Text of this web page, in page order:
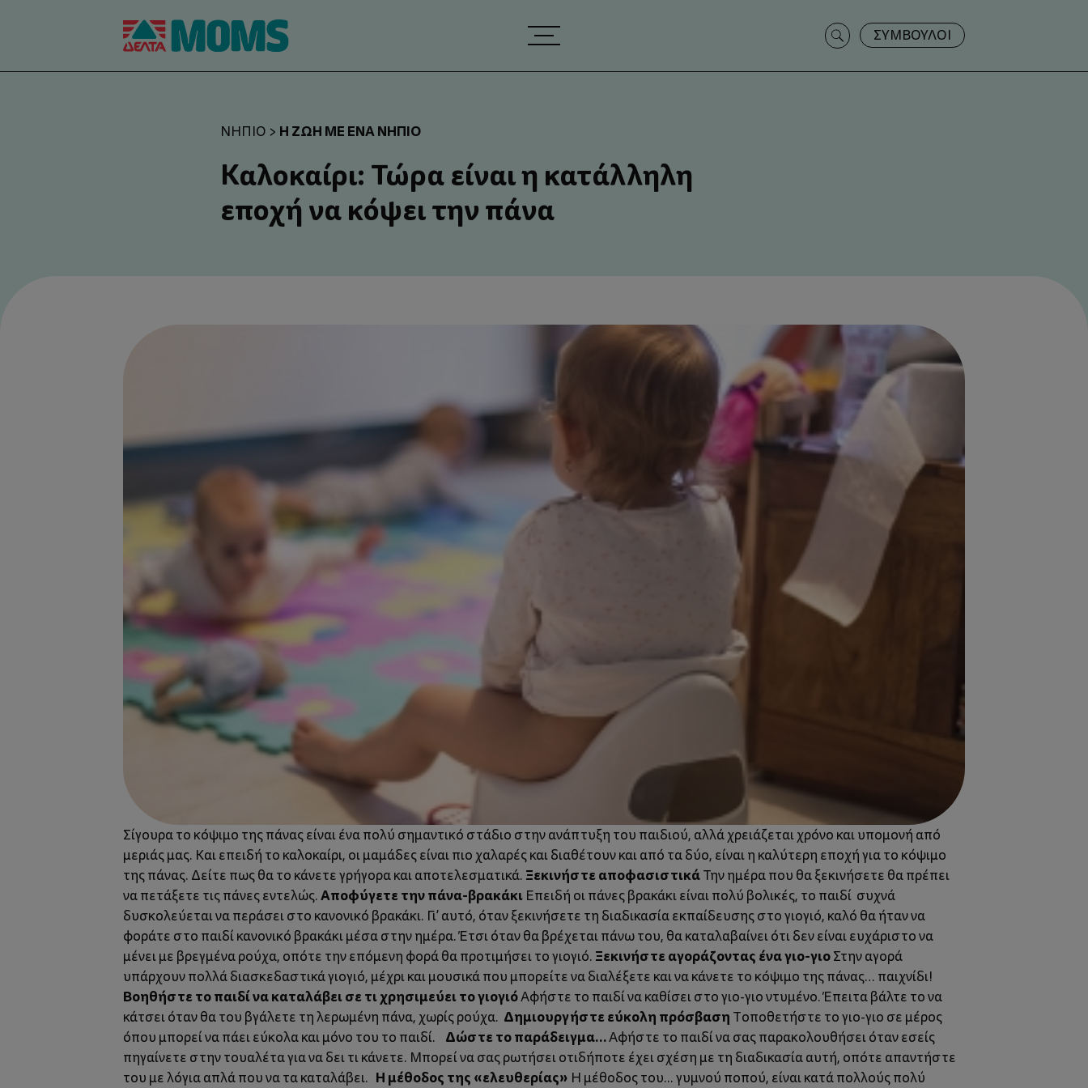
Search
for:
ΣΥΜΒΟΥΛΟΙ
ΝΉΠΙΟ > Η ΖΩΉ ΜΕ ΈΝΑ ΝΉΠΙΟ
Καλοκαίρι: Τώρα είναι η κατάλληλη
εποχή να κόψει την πάνα
Σίγουρα το κόψιμο της πάνας είναι ένα πολύ σημαντικό στάδιο στην ανάπτυξη του παιδιού, αλλά χρειάζεται χρόνο και υπομονή από
μεριάς μας. Και επειδή το καλοκαίρι, οι μαμάδες είναι πιο χαλαρές και διαθέτουν και από τα δύο, είναι η καλύτερη εποχή για το κόψιμο
της πάνας. Δείτε πως θα το κάνετε γρήγορα και αποτελεσματικά. Ξεκινήστε αποφασιστικάΤην ημέρα που θα ξεκινήσετε θα πρέπει
να πετάξετε τις πάνες εντελώς.Αποφύγετε την πάνα-βρακάκι Επειδή οι πάνες βρακάκι είναι πολύ βολικές, το παιδί συχνά
δυσκολεύεται να περάσει στο κανονικό βρακάκι. Γι’ αυτό, όταν ξεκινήσετε τη διαδικασία εκπαίδευσης στο γιογιό, καλό θα ήταν να
φοράτε στο παιδί κανονικό βρακάκι μέσα στην ημέρα. Έτσι όταν θα βρέχεται πάνω του, θα καταλαβαίνει ότι δεν είναι ευχάριστο να
μένει με βρεγμένα ρούχα, οπότε την επόμενη φορά θα προτιμήσει το γιογιό. Ξεκινήστε αγοράζοντας ένα γιο-γιοΣτην αγορά
υπάρχουν πολλά διασκεδαστικά γιογιό, μέχρι και μουσικά που μπορείτε να διαλέξετε και να κάνετε το κόψιμο της πάνας… παιχνίδι!
Βοηθήστε το παιδί να καταλάβει σε τι χρησιμεύει το γιογιόΑφήστε το παιδί να καθίσει στο γιο-γιο ντυμένο. Έπειτα βάλτε το να
κάτσει όταν θα του βγάλετε τη λερωμένη πάνα, χωρίς ρούχα. Δημιουργήστε εύκολη πρόσβαση Τοποθετήστε το γιο-γιο σε μέρος
όπου μπορεί να πάει εύκολα και μόνο του το παιδί. Δώστε το παράδειγμα…Αφήστε το παιδί να σας παρακολουθήσει όταν εσείς
πηγαίνετε στην τουαλέτα για να δει τι κάνετε. Μπορεί να σας ρωτήσει οτιδήποτε έχει σχέση με τη διαδικασία αυτή, οπότε απαντήστε
του με λόγια απλά που να τα καταλάβει. Η μέθοδος της «ελευθερίας» Η μέθοδος του... γυμνού ποπού, είναι κατά πολλούς πολύ